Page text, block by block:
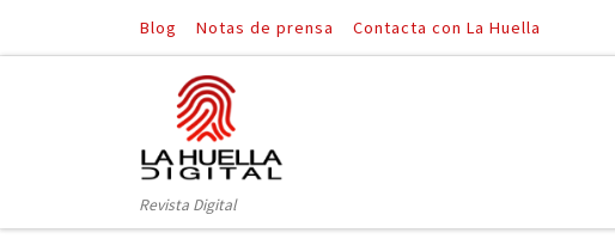
Saltar al contenido
Blog Notas de prensa Contacta con La Huella
Revista Digital